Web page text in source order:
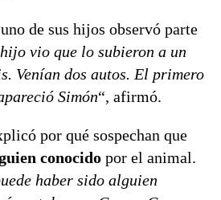
de sus hijos observó parte
vio que lo subieron a un
Venían dos autos. El primero
Simón“, afirmó.
por qué sospechan que
conocido por el animal.
haber sido alguien